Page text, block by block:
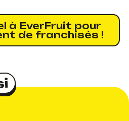
à EverFruit pour
de franchisés !